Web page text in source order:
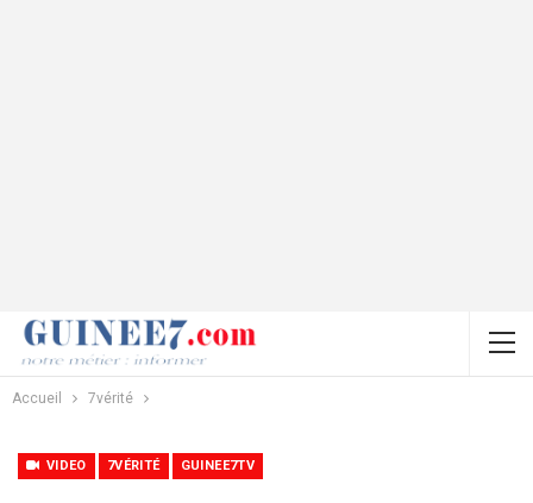
Accueil 7vérité
VIDEO 7VÉRITÉ GUINEE7TV